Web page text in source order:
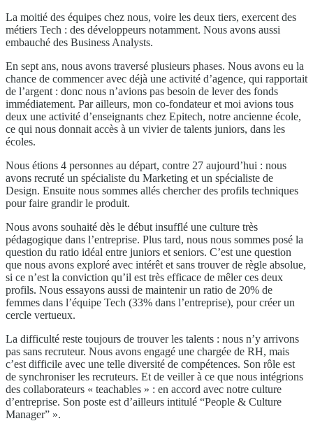
La moitié des équipes chez nous, voire les deux tiers, exercent des
métiers Tech : des développeurs notamment. Nous avons aussi
embauché des Business Analysts.
En sept ans, nous avons traversé plusieurs phases. Nous avons eu la
chance de commencer avec déjà une activité d’agence, qui rapportait
de l’argent : donc nous n’avions pas besoin de lever des fonds
immédiatement. Par ailleurs, mon co-fondateur et moi avions tous
deux une activité d’enseignants chez Epitech, notre ancienne école,
ce qui nous donnait accès à un vivier de talents juniors, dans les
écoles.
Nous étions 4 personnes au départ, contre 27 aujourd’hui : nous
avons recruté un spécialiste du Marketing et un spécialiste de
Design. Ensuite nous sommes allés chercher des profils techniques
pour faire grandir le produit.
Nous avons souhaité dès le début insufflé une culture très
pédagogique dans l’entreprise. Plus tard, nous nous sommes posé la
question du ratio idéal entre juniors et seniors. C’est une question
que nous avons exploré avec intérêt et sans trouver de règle absolue,
si ce n’est la conviction qu’il est très efficace de mêler ces deux
profils. Nous essayons aussi de maintenir un ratio de 20% de
femmes dans l’équipe Tech (33% dans l’entreprise), pour créer un
cercle vertueux.
La difficulté reste toujours de trouver les talents : nous n’y arrivons
pas sans recruteur. Nous avons engagé une chargée de RH, mais
c’est difficile avec une telle diversité de compétences. Son rôle est
de synchroniser les recruteurs. Et de veiller à ce que nous intégrions
des collaborateurs « teachables » : en accord avec notre culture
d’entreprise. Son poste est d’ailleurs intitulé “People & Culture
Manager” ».